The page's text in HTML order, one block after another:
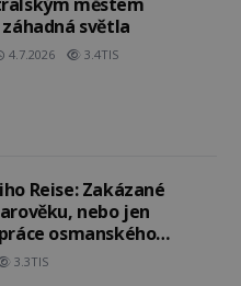
světla
4.7.2026 3.4TIS
Reise: Zakázané
nebo jen
osmanského
3.3TIS